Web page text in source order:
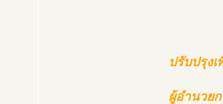
ปรับปรุง
ผู้อำนวย